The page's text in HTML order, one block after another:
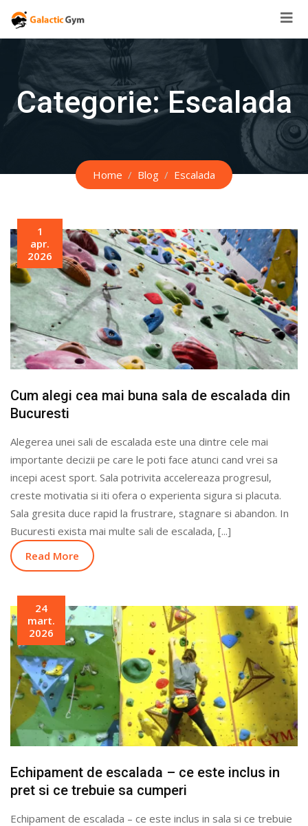
Skip
content
Categorie:Escalada
Home Blog Escalada
1
apr.
2026
Cum alegi cea mai buna sala de escalada din
Bucuresti
Alegerea unei sali de escalada este una dintre cele mai
importante decizii pe care le poti face atunci cand vrei sa
incepi acest sport. Sala potrivita accelereaza progresul,
creste motivatia si iti ofera o experienta sigura si placuta.
Sala gresita duce rapid la frustrare, stagnare si abandon. In
Bucuresti exista mai multe sali de escalada, [...]
Read More
24
mart.
2026
Echipament de escalada – ce este inclus in
pret si ce trebuie sa cumperi
Echipament de escalada – ce este inclus in sala si ce trebuie